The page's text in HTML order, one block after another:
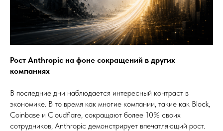
Рост Anthropic на фоне сокращений в других
компаниях
В последние дни наблюдается интересный контраст в
экономике. В то время как многие компании, такие как Block,
Coinbase и Cloudflare, сокращают более 10% своих
сотрудников, Anthropic демонстрирует впечатляющий рост.